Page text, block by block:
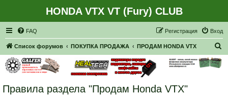
HONDA VTX VT (Fury) CLUB
FAQ Вход
Регистрация
Список форумов ПОКУПКА ПРОДАЖА ПРОДАМ HONDA VTX
Правила раздела "Продам Honda VTX"